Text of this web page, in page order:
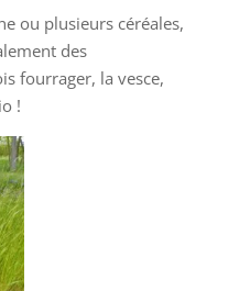
ou plusieurs céréales,
des
fourrager, la vesce,
!